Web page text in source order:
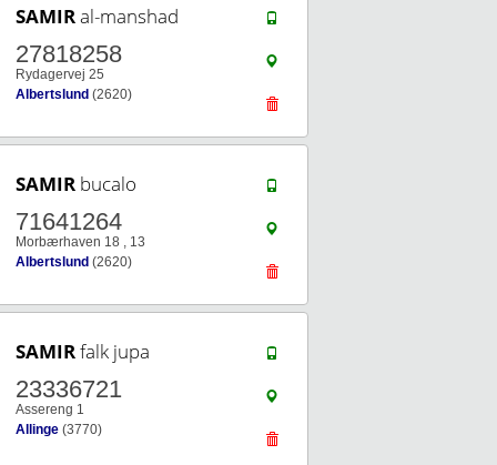
SAMIRal-manshad
27818258
Rydagervej 25
Albertslund (2620)
SAMIR bucalo
71641264
Morbærhaven 18 , 13
Albertslund (2620)
SAMIRfalk jupa
23336721
Assereng 1
Allinge (3770)